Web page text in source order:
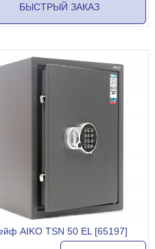
БЫСТРЫЙ ЗАКАЗ
AIKO TSN 50 EL [65197]